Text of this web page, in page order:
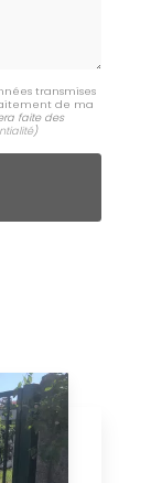
transmises
de ma
faite des
)